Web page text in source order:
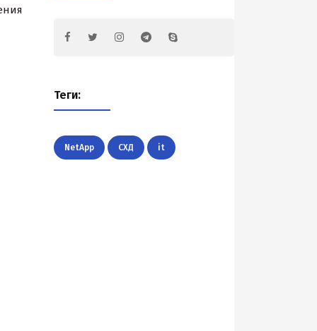
Теги:
NetApp СХД it